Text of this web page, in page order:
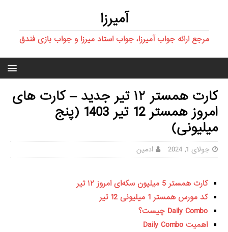
آمیرزا
مرجع ارائه جواب آمیرزا، جواب استاد میرزا و جواب بازی فندق
کارت همستر ۱۲ تیر جدید – کارت های
امروز همستر 12 تیر 1403 (پنج
میلیونی)
جولای 1, 2024 ادمین
کارت همستر 5 میلیون سکه‌ای امروز ۱۲ تیر
کد مورس همستر 1 میلیونی 12 تیر
Daily Combo چیست؟
اهمیت Daily Combo